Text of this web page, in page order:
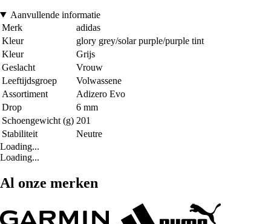
Aanvullende informatie
Merk
adidas
Kleur
glory grey/solar purple/purple tint
Kleur
Grijs
Geslacht
Vrouw
Leeftijdsgroep
Volwassene
Assortiment
Adizero Evo
Drop
6 mm
Schoengewicht (g) 201
Stabiliteit
Neutre
Loading...
Loading...
Al onze merken